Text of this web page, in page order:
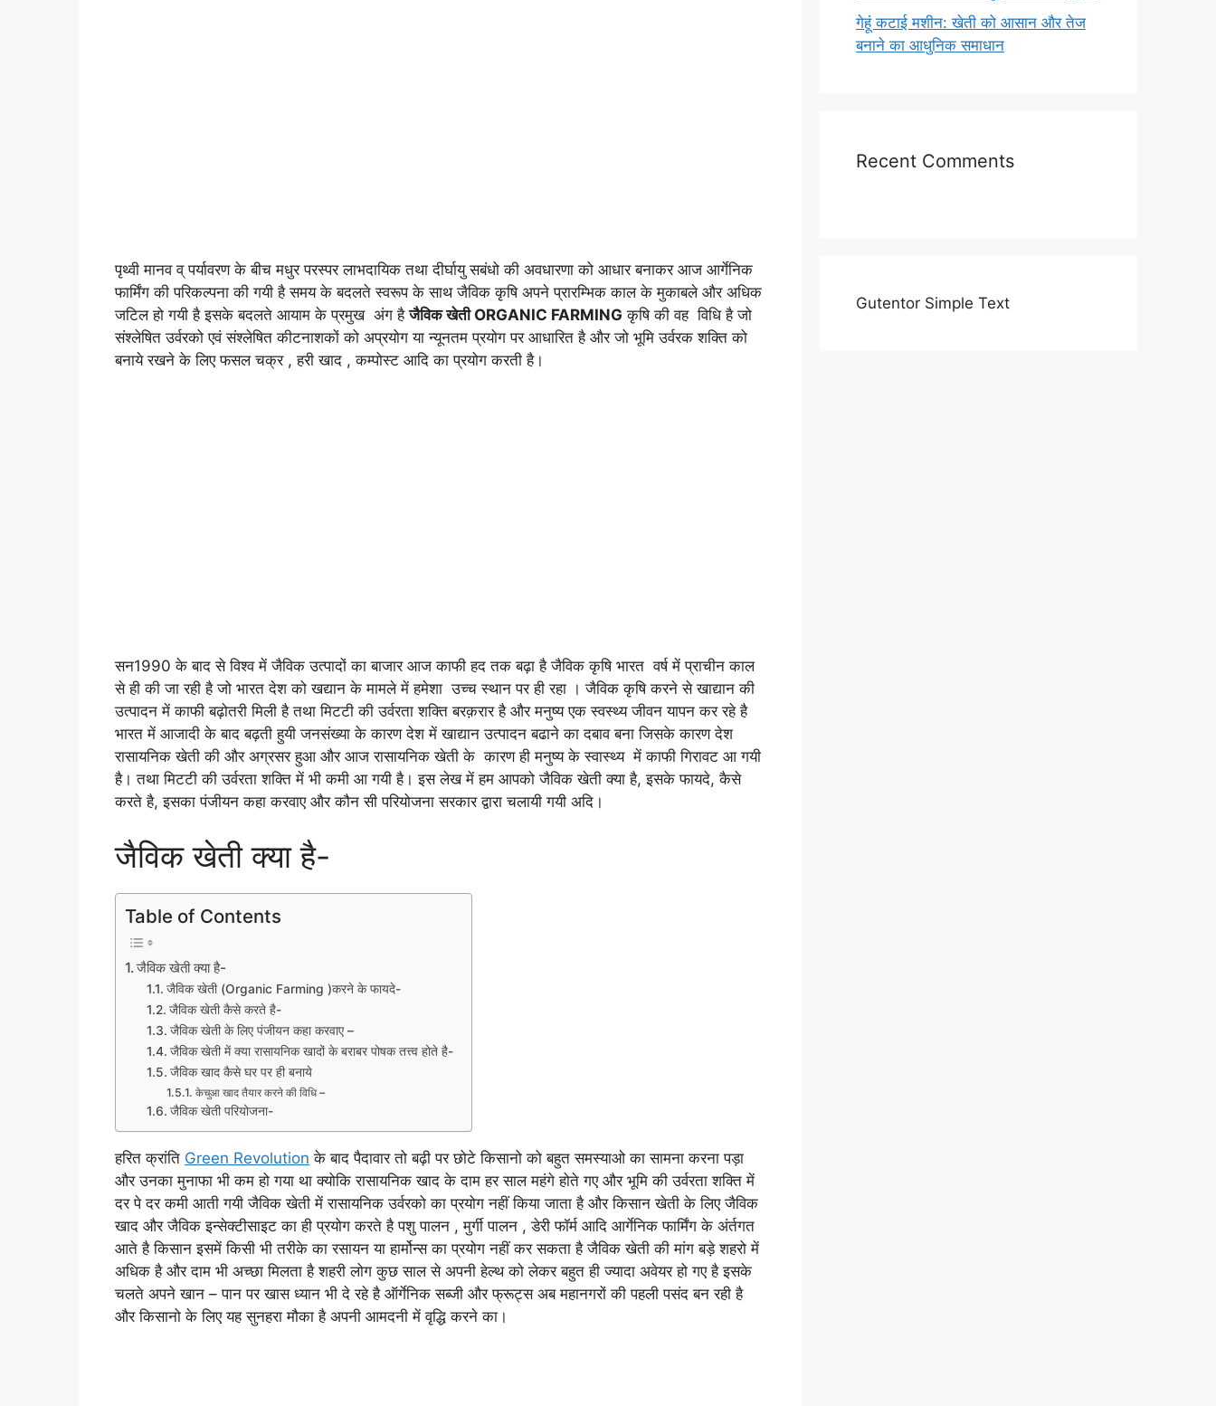
पृथ्वी मानव व् पर्यावरण के बीच मधुर परस्पर लाभदायिक तथा दीर्घायु सबंधो की अवधारणा को आधार बनाकर आज आर्गेनिक
फार्मिंग की परिकल्पना की गयी है समय के बदलते स्वरूप के साथ जैविक कृषि अपने प्रारम्भिक काल के मुकाबले और अधिक
जटिल हो गयी है इसके बदलते आयाम के प्रमुख अंग हैजैविक खेती ORGANIC FARMING कृषि की वह विधि है जो
संश्लेषित उर्वरको एवं संश्लेषित कीटनाशकों को अप्रयोग या न्यूनतम प्रयोग पर आधारित है और जो भूमि उर्वरक शक्ति को
बनाये रखने के लिए फसल चक्र , हरी खाद , कम्पोस्ट आदि का प्रयोग करती है।
सन1990 के बाद से विश्व में जैविक उत्पादों का बाजार आज काफी हद तक बढ़ा है जैविक कृषि भारत वर्ष में प्राचीन काल
से ही की जा रही है जो भारत देश को खद्यान के मामले में हमेशा उच्च स्थान पर ही रहा । जैविक कृषि करने से खाद्यान की
उत्पादन में काफी बढ़ोतरी मिली है तथा मिटटी की उर्वरता शक्ति बरक़रार है और मनुष्य एक स्वस्थ्य जीवन यापन कर रहे है
भारत में आजादी के बाद बढ़ती हुयी जनसंख्या के कारण देश में खाद्यान उत्पादन बढाने का दबाव बना जिसके कारण देश
रासायनिक खेती की और अग्रसर हुआ और आज रासायनिक खेती के कारण ही मनुष्य के स्वास्थ्य में काफी गिरावट आ गयी
है। तथा मिटटी की उर्वरता शक्ति में भी कमी आ गयी है। इस लेख में हम आपको जैविक खेती क्या है, इसके फायदे, कैसे
करते है, इसका पंजीयन कहा करवाए और कौन सी परियोजना सरकार द्वारा चलायी गयी अदि।
जैविक खेती क्या है-
Table of Contents
जैविक खेती क्या है-
जैविक खेती (Organic Farming )करने के फायदे-
जैविक खेती कैसे करते है-
जैविक खेती के लिए पंजीयन कहा करवाए –
जैविक खेती में क्या रासायनिक खादों के बराबर पोषक तत्त्व होते है-
जैविक खाद कैसे घर पर ही बनाये
केचुआ खाद तैयार करने की विधि –
जैविक खेती परियोजना-
हरित क्रांति Green Revolution के बाद पैदावार तो बढ़ी पर छोटे किसानो को बहुत समस्याओ का सामना करना पड़ा
और उनका मुनाफा भी कम हो गया था क्योकि रासायनिक खाद के दाम हर साल महंगे होते गए और भूमि की उर्वरता शक्ति में
दर पे दर कमी आती गयी जैविक खेती में रासायनिक उर्वरको का प्रयोग नहीं किया जाता है और किसान खेती के लिए जैविक
खाद और जैविक इन्सेक्टीसाइट का ही प्रयोग करते है पशु पालन , मुर्गी पालन , डेरी फॉर्म आदि आर्गेनिक फार्मिंग के अंर्तगत
आते है किसान इसमें किसी भी तरीके का रसायन या हार्मोन्स का प्रयोग नहीं कर सकता है जैविक खेती की मांग बड़े शहरो में
अधिक है और दाम भी अच्छा मिलता है शहरी लोग कुछ साल से अपनी हेल्थ को लेकर बहुत ही ज्यादा अवेयर हो गए है इसके
चलते अपने खान – पान पर खास ध्यान भी दे रहे है ऑर्गेनिक सब्जी और फ्रूट्स अब महानगरों की पहली पसंद बन रही है
और किसानो के लिए यह सुनहरा मौका है अपनी आमदनी में वृद्धि करने का।
गेहूं कटाई मशीन: खेती को आसान और तेज
बनाने का आधुनिक समाधान
Recent Comments
Gutentor Simple Text